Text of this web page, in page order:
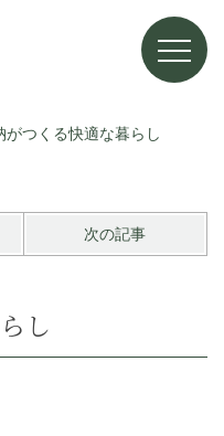
がつくる快適な暮らし
次の記事
し